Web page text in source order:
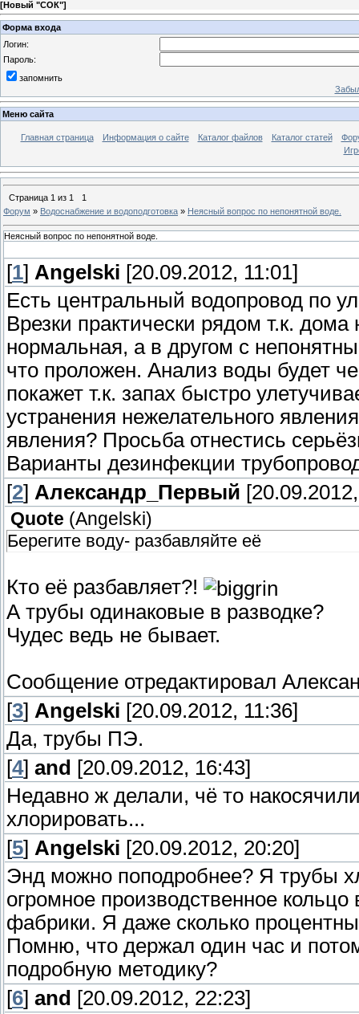
[Новый "СОК"]
Форма входа
Логин:
Пароль:
запомнить
Меню сайта
Главная страница Информация о сайте Каталог файлов Каталог статей
Страница 1 из 1
1
Форум » Водоснабжение и водоподготовка » Неясный вопрос по непонятной воде.
Неясный вопрос по непонятной воде.
[1] Angelski [20.09.2012, 11:01]
Есть центральный водопровод по
Врезки практически рядом т.к.
нормальная, а в другом с
что проложен. Анализ воды будет
покажет т.к. запах быстро
устранения нежелательного
явления? Просьба отнестись
Варианты дезинфекции
[2] Александр_Первый
Quote (Angelski)
Берегите воду- разбавляйте её
Кто её разбавляет?!
А трубы одинаковые в разводке?
Чудес ведь не бывает.
Сообщение отредактировал
[3] Angelski [20.09.2012, 11:36]
Да, трубы ПЭ.
[4] and [20.09.2012, 16:43]
Недавно ж делали, чё то
хлорировать...
[5] Angelski [20.09.2012, 20:20]
Энд можно поподробнее? Я трубы
огромное производственное
фабрики. Я даже сколько
Помню, что держал один час и
подробную методику?
[6] and [20.09.2012, 22:23]